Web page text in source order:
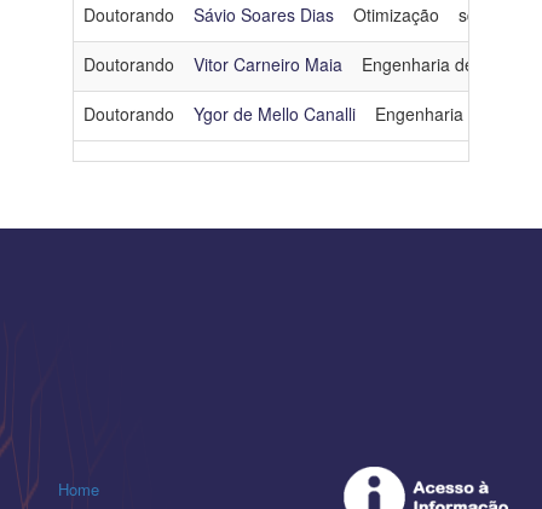
Doutorando Sávio Soares Dias Otimização
Doutorando Vitor Carneiro Maia Engenharia de
Doutorando Ygor de Mello Canalli Engenharia de
Home